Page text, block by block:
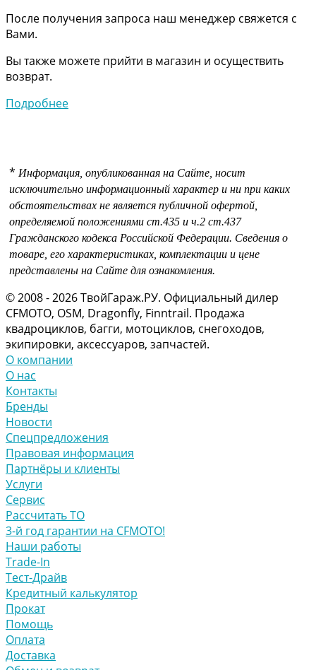
После получения запроса наш менеджер свяжется с
Вами.
Вы также можете прийти в магазин и осуществить
возврат.
Подробнее
* Информация, опубликованная на Сайте, носит
исключительно информационный характер и ни при каких
обстоятельствах не является публичной офертой,
определяемой положениями ст.435 и ч.2 ст.437
Гражданского кодекса Российской Федерации. Сведения о
товаре, его характеристиках, комплектации и цене
представлены на Сайте для ознакомления.
© 2008 - 2026 ТвойГараж.РУ. Официальный дилер
CFMOTO, OSM, Dragonfly, Finntrail. Продажа
квадроциклов, багги, мотоциклов, снегоходов,
экипировки, аксессуаров, запчастей.
О компании
О нас
Контакты
Бренды
Новости
Спецпредложения
Правовая информация
Партнёры и клиенты
Услуги
Сервис
Рассчитать ТО
3-й год гарантии на CFMOTO!
Наши работы
Trade-In
Тест-Драйв
Кредитный калькулятор
Прокат
Помощь
Оплата
Доставка